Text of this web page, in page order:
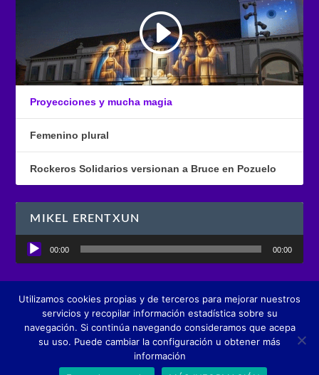
Proyecciones y mucha magia
Femenino plural
Rockeros Solidarios versionan a Bruce en Pozuelo
MIKEL ERENTXUN
Reproductor
00:00 00:00
Diseñado porBoutique de Comunicación creActivos
Utilizamos cookies propias y de terceros para mejorar nuestros
servicios y recopilar información estadística sobre su
navegación. Si continúa navegando consideramos que acepa
su uso. Puede cambiar la configuración u obtener más
información